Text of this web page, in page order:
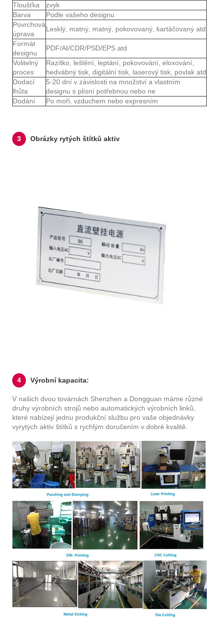
Tloušťka
zvyk
Barva
Podle vašeho designu
Povrchová
úprava
Lesklý, matný, matný, pokovovaný, kartáčovaný atd
Formát
designu
PDF/AI/CDR/PSD/EPS atd
Volitelný
proces
Razítko, leštění, leptání, pokovování, eloxování,
hedvábný tisk, digitální tisk, laserový tisk, povlak atd
Dodací
lhůta
5-20 dní v závislosti na množství a vlastním
designu s plísní potřebnou nebo ne
Dodání
Po moři, vzduchem nebo expresním
3 Obrázky rytých štítků aktiv
4 Výrobní kapacita:
V našich dvou továrnách Shenzhen a Dongguan máme různé
druhy výrobních strojů nebo automatických výrobních linků,
které nabízejí jednu produkční službu pro vaše objednávky
vyrytých aktiv štítků s rychlým doručením v dobré kvalitě.